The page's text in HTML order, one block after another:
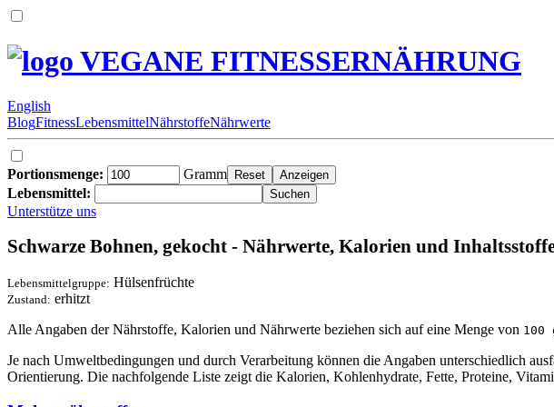
VEGANE FITNESSERNÄHRUNG
English
BlogFitnessLebensmittelNährstoffeNährwerte
Portionsmenge:
Gramm
Lebensmittel:
Unterstütze uns
Schwarze Bohnen, gekocht - Nährwerte, Kalorien und
Lebensmittelgruppe: Hülsenfrüchte
Zustand: erhitzt
Alle Angaben der Nährstoffe, Kalorien und Nährwerte beziehen sich auf eine Menge von 100
Je nach Umweltbedingungen und durch Verarbeitung können die Angaben unterschiedlich
Orientierung. Die nachfolgende Liste zeigt die Kalorien, Kohlenhydrate, Fette, Proteine,